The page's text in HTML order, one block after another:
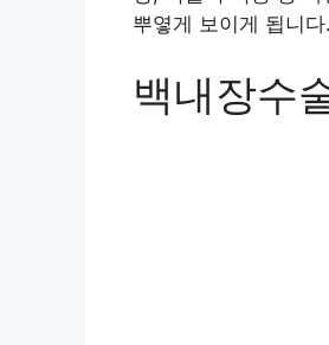
뿌옇게 보이게 됩니다.
백내장수